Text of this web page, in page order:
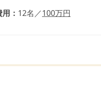
用 12名 ／100万円